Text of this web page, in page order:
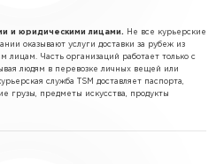
и юридическими лицами.
Не все курьерские
оказывают услуги доставки за рубеж из
лицам. Часть организаций работает только с
людям в перевозке личных вещей или
служба TSM доставляет паспорта,
грузы, предметы искусства, продукты